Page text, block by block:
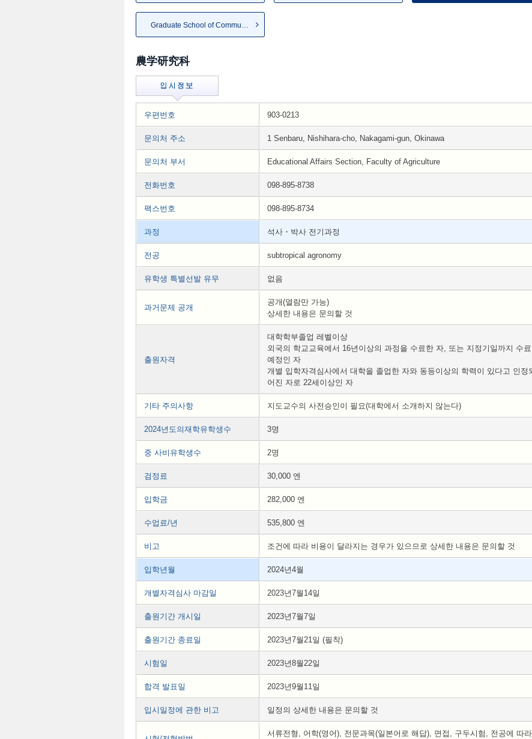
Graduate School of Community ...
農学研究科
우편번호 903-0213
문의처 주소 1 Senbaru, Nishihara-cho, Nakagami-gun, Okinawa
문의처 부서 Educational Affairs Section, Faculty of Agriculture
전화번호 098-895-8738
팩스번호 098-895-8734
과정 석사・박사 전기과정
전공 subtropical agronomy
유학생 특별선발 유무 없음
과거문제 공개
공개(열람만 가능)
상세한 내용은 문의할 것
출원자격
대학학부졸업 레벨이상
외국의 학교교육에서 16년이상의 과정을 수료한 자, 또는 지정기일까지 수료
예정인 자
개별 입학자격심사에서 대학을 졸업한 자와 동등이상의 학력이 있다고 인정
어진 자로 22세이상인 자
기타 주의사항 지도교수의 사전승인이 필요(대학에서 소개하지 않는다)
2024년도의재학유학생수 3명
중 사비유학생수 2명
검정료 30,000 엔
입학금 282,000 엔
수업료/년 535,800 엔
비고 조건에 따라 비용이 달라지는 경우가 있으므로 상세한 내용은 문의할 것
입학년월 2024년4월
개별자격심사 마감일 2023년7월14일
출원기간 개시일 2023년7월7일
출원기간 종료일 2023년7월21일 (필착)
시험일 2023년8월22일
합격 발표일 2023년9월11일
입시일정에 관한 비고 일정의 상세한 내용은 문의할 것
서류전형, 어학(영어), 전문과목(일본어로 해답), 면접, 구두시험, 전공에 따라